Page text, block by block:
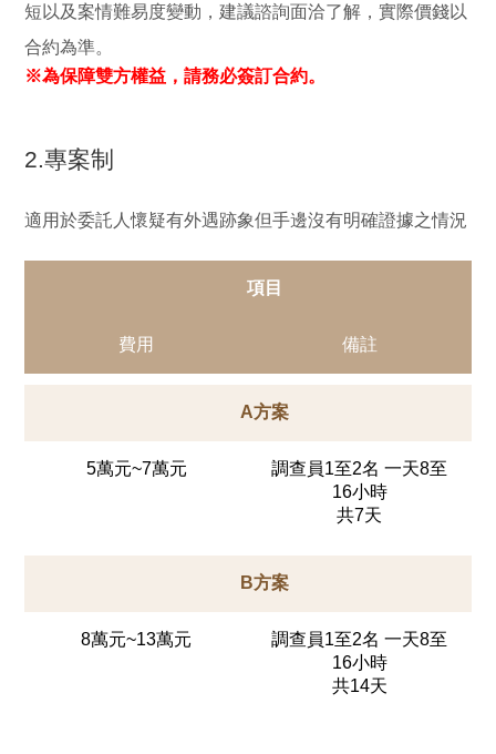
短以及案情難易度變動，建議諮詢面洽了解，實際價錢以
合約為準。
※為保障雙方權益，請務必簽訂合約。
2.專案制
適用於委託人懷疑有外遇跡象但手邊沒有明確證據之情況
項目
費用 備註
A方案
5萬元~7萬元
調查員1至2名 一天8至
16小時
共7天
B方案
8萬元~13萬元
調查員1至2名 一天8至
16小時
共14天